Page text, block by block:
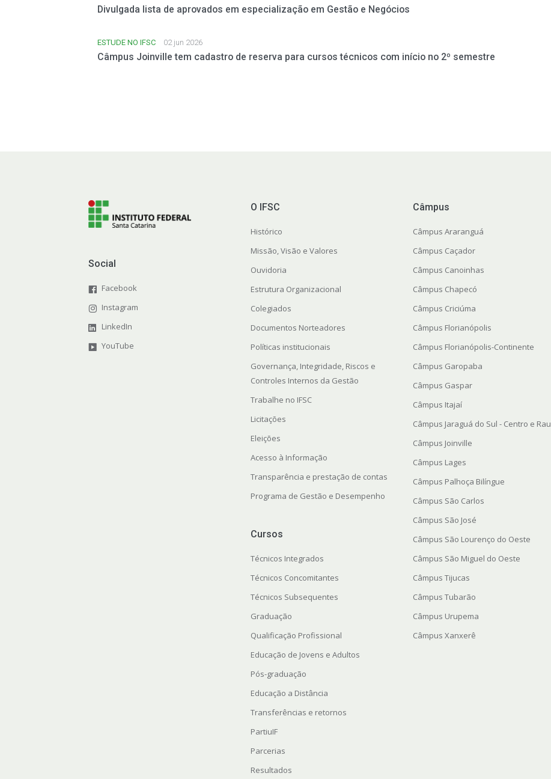
Divulgada lista de aprovados em especialização em Gestão e Negócios
ESTUDE NO IFSC 02 jun 2026
Câmpus Joinville tem cadastro de reserva para cursos técnicos com início no 2º semestre
Social
Facebook
Instagram
LinkedIn
YouTube
O IFSC
Histórico
Missão, Visão e Valores
Ouvidoria
Estrutura Organizacional
Colegiados
Documentos Norteadores
Políticas institucionais
Governança, Integridade, Riscos e
Controles Internos da Gestão
Trabalhe no IFSC
Licitações
Eleições
Acesso à Informação
Transparência e prestação de contas
Programa de Gestão e Desempenho
Cursos
Técnicos Integrados
Técnicos Concomitantes
Técnicos Subsequentes
Graduação
Qualificação Profissional
Educação de Jovens e Adultos
Pós-graduação
Educação a Distância
Transferências e retornos
PartiuIF
Parcerias
Resultados
Câmpus
Câmpus Araranguá
Câmpus Caçador
Câmpus Canoinhas
Câmpus Chapecó
Câmpus Criciúma
Câmpus Florianópolis
Câmpus Florianópolis-Continente
Câmpus Garopaba
Câmpus Gaspar
Câmpus Itajaí
Câmpus Jaraguá do Sul - Centro e Rau
Câmpus Joinville
Câmpus Lages
Câmpus Palhoça Bilíngue
Câmpus São Carlos
Câmpus São José
Câmpus São Lourenço do Oeste
Câmpus São Miguel do Oeste
Câmpus Tijucas
Câmpus Tubarão
Câmpus Urupema
Câmpus Xanxerê